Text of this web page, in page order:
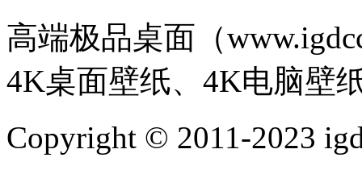
高端极品桌面（
4K桌面壁纸、4K电脑壁
Copyright © 2011-2023